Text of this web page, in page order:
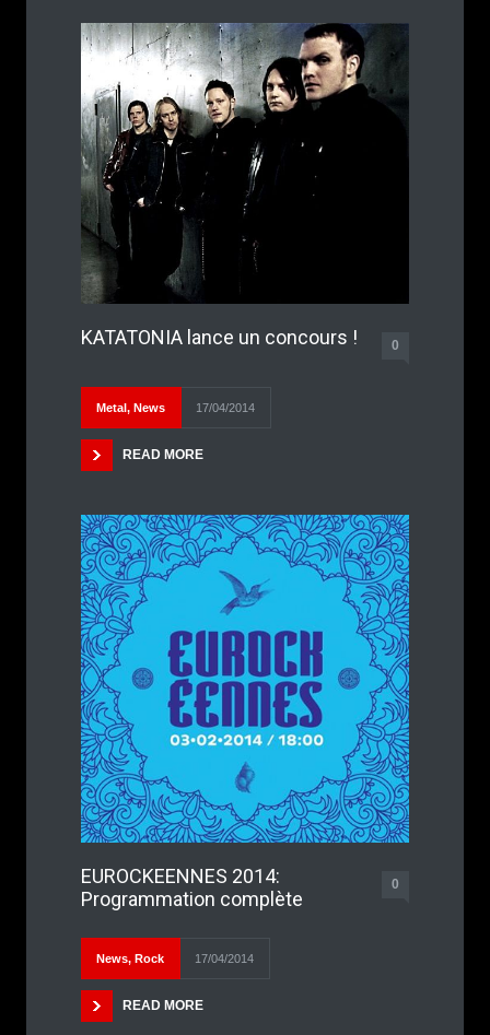
KATATONIA lance un concours ! 0
Metal, News 17/04/2014
READ MORE
EUROCKEENNES 2014:
Programmation complète
0
News, Rock 17/04/2014
READ MORE